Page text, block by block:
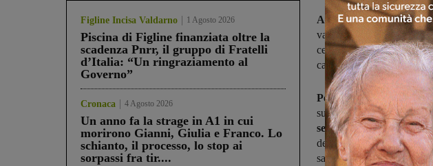
Figline Incisa Valdarno 1 Agosto 2026
Piscina di Figline finanziata oltre la
scadenza Pnrr, il gruppo di Fratelli
d’Italia: “Un ringraziamento al
Governo”
Cronaca 4 Agosto 2026
Un anno fa la strage in A1 in cui
morirono Gianni, Giulia e Franco. Lo
schianto, il processo, lo stop ai
sorpassi fra tir....
Archiviate le festività di
vadarnesi di serie B2,
cercheranno di riscattarsi
campo domenica alle 18)
Per il Valdarninsiemela
sulla carta, quasi
seconda in classifica Jesi,
dei modi possibile,
sarà una fase cruciale